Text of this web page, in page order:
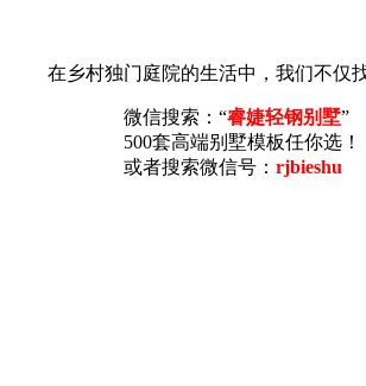
在乡村独门庭院的生活中，我们不仅找
微信搜索：“睿婕轻钢别墅”
500套高端别墅模板任你选！
或者搜索微信号： rjbieshu